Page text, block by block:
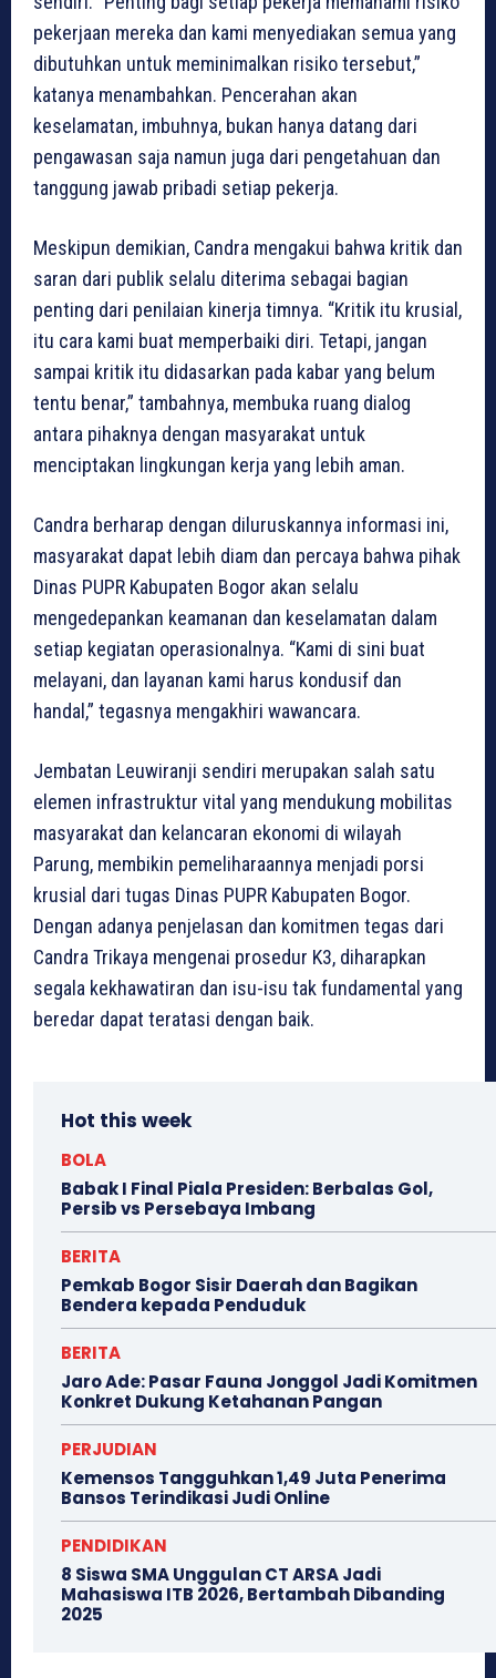
pekerjaan mereka dan kami menyediakan semua yang
dibutuhkan untuk meminimalkan risiko tersebut,”
katanya menambahkan. Pencerahan akan
keselamatan, imbuhnya, bukan hanya datang dari
pengawasan saja namun juga dari pengetahuan dan
tanggung jawab pribadi setiap pekerja.
Meskipun demikian, Candra mengakui bahwa kritik dan
saran dari publik selalu diterima sebagai bagian
penting dari penilaian kinerja timnya. “Kritik itu krusial,
itu cara kami buat memperbaiki diri. Tetapi, jangan
sampai kritik itu didasarkan pada kabar yang belum
tentu benar,” tambahnya, membuka ruang dialog
antara pihaknya dengan masyarakat untuk
menciptakan lingkungan kerja yang lebih aman.
Candra berharap dengan diluruskannya informasi ini,
masyarakat dapat lebih diam dan percaya bahwa pihak
Dinas PUPR Kabupaten Bogor akan selalu
mengedepankan keamanan dan keselamatan dalam
setiap kegiatan operasionalnya. “Kami di sini buat
melayani, dan layanan kami harus kondusif dan
handal,” tegasnya mengakhiri wawancara.
Jembatan Leuwiranji sendiri merupakan salah satu
elemen infrastruktur vital yang mendukung mobilitas
masyarakat dan kelancaran ekonomi di wilayah
Parung, membikin pemeliharaannya menjadi porsi
krusial dari tugas Dinas PUPR Kabupaten Bogor.
Dengan adanya penjelasan dan komitmen tegas dari
Candra Trikaya mengenai prosedur K3, diharapkan
segala kekhawatiran dan isu-isu tak fundamental yang
beredar dapat teratasi dengan baik.
Hot this week
BOLA
Babak I Final Piala Presiden: Berbalas Gol,
Persib vs Persebaya Imbang
BERITA
Pemkab Bogor Sisir Daerah dan Bagikan
Bendera kepada Penduduk
BERITA
Jaro Ade: Pasar Fauna Jonggol Jadi Komitmen
Konkret Dukung Ketahanan Pangan
PERJUDIAN
Kemensos Tangguhkan 1,49 Juta Penerima
Bansos Terindikasi Judi Online
PENDIDIKAN
8 Siswa SMA Unggulan CT ARSA Jadi
Mahasiswa ITB 2026, Bertambah Dibanding
2025